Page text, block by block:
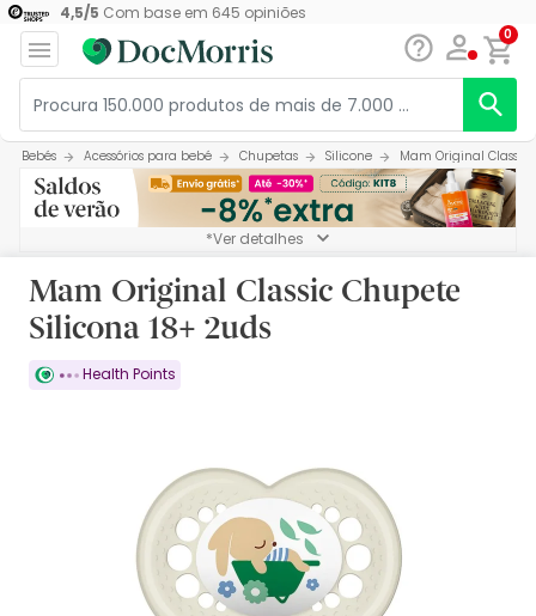
4,5/5 Com base em 645 opiniões
0
Bebés Acessórios para bebé Chupetas Silicone Mam Original Classic
*Ver detalhes
Mam Original Classic Chupete
Silicona 18+ 2uds
Health Points